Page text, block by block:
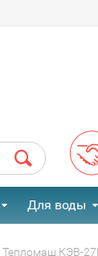
Для воды
Тепломаш КЭВ-